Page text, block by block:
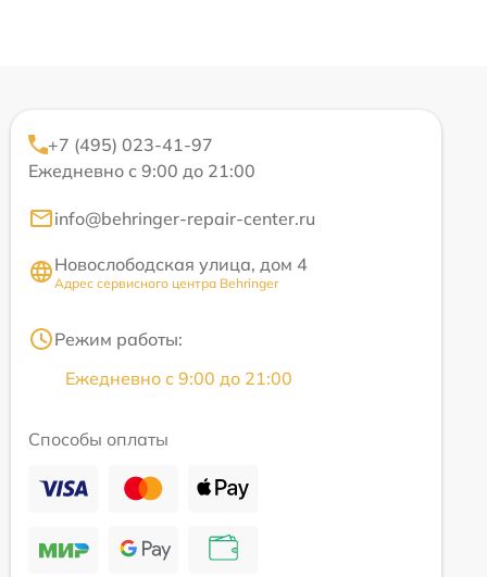
+7 (495) 023-41-97
Ежедневно с 9:00 до 21:00
info@behringer-repair-center.ru
Новослободская улица, дом 4
Адрес сервисного центра Behringer
Режим работы:
Ежедневно с 9:00 до 21:00
Способы оплаты